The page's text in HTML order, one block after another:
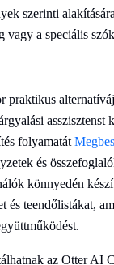
szerinti
vagy a speciális
praktikus
asszisztenst
folyamatát
és
könnyedén
és teendőlistákat,
az Otter AI